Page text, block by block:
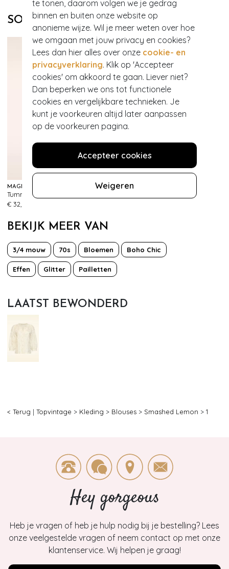
te tonen, daarom volgen we je gedrag
binnen en buiten onze website op
anonieme wijze. Wil je meer weten over hoe
we omgaan met jouw privacy en cookies?
Lees dan hier alles over onze cookie- en
privacyverklaring. Klik op 'Accepteer
cookies' om akkoord te gaan. Liever niet?
Dan beperken we ons tot functionele
cookies en vergelijkbare technieken. Je
kunt je voorkeuren altijd later aanpassen
op de voorkeuren pagina.
Accepteer cookies
Weigeren
SOORTGELIJKE PRODUCTEN
MAGIC BODYFASHION
€ 32,95
330
MAGIC BODYFASHION
577
BEKIJK MEER VAN
3/4 mouw 70s Bloemen Boho Chic
Effen Glitter Pailletten
LAATST BEWONDERD
< Terug | Topvintage > Kleding > Blouses > Smashed Lemon > 1
Hey gorgeous
Heb je vragen of heb je hulp nodig bij je bestelling? Lees
onze veelgestelde vragen of neem contact op met onze
klantenservice. Wij helpen je graag!